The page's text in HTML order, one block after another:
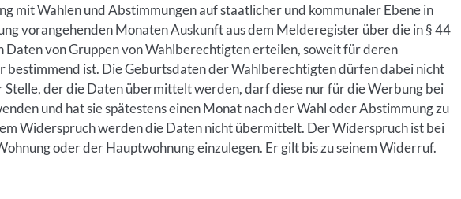
mit Wahlen und Abstimmungen auf staatlicher und kommunaler Ebene in
vorangehenden Monaten Auskunft aus dem Melderegister über die in § 44
Daten von Gruppen von Wahlberechtigten erteilen, soweit für deren
bestimmend ist. Die Geburtsdaten der Wahlberechtigten dürfen dabei nicht
der die Daten übermittelt werden, darf diese nur für die Werbung bei
und hat sie spätestens einen Monat nach der Wahl oder Abstimmung zu
Widerspruch werden die Daten nicht übermittelt. Der Widerspruch ist bei
oder der Hauptwohnung einzulegen. Er gilt bis zu seinem Widerruf.